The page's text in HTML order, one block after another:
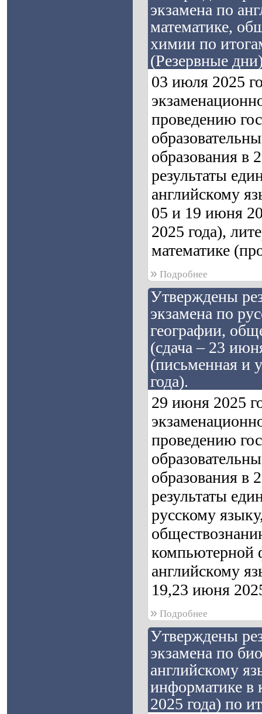
экзамена по
математике,
химии по
(Резервные
03 июля 2025
проведению
образования в
результаты
английскому
05 и 19 июня
2025 года),
математике
»Подробнее
Утверждены
экзамена по
географии,
(сдача – 23
(письменная и
года).
29 июня 2025
проведению
образования в
результаты
русскому
компьютерной
английскому
19,23 июня
»Подробнее
Утверждены
экзамена по
английскому
информатике в
2025 года) по